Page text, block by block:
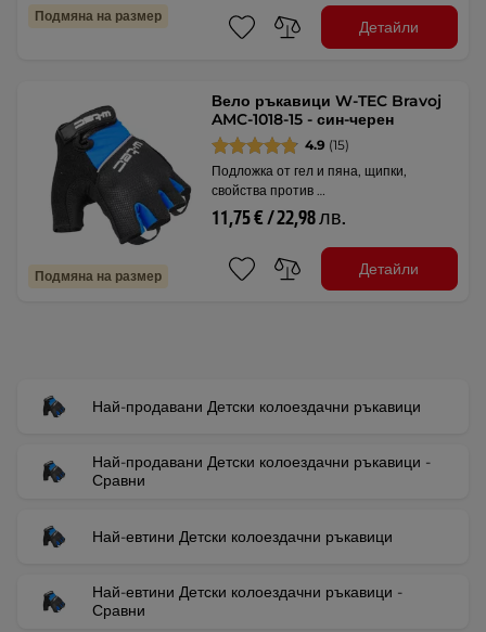
Подмяна на размер
Детайли
Подмяна на размер
Вело ръкавици W-TEC Bravoj
AMC-1018-15 - син-черен
4.9 (15)
Подложка от гел и пяна, щипки,
свойства против …
11,75 € / 22,98 лв.
Детайли
Най-продавани Детски колоездачни ръкавици
Най-продавани Детски колоездачни ръкавици -
Сравни
Най-евтини Детски колоездачни ръкавици
Най-евтини Детски колоездачни ръкавици -
Сравни